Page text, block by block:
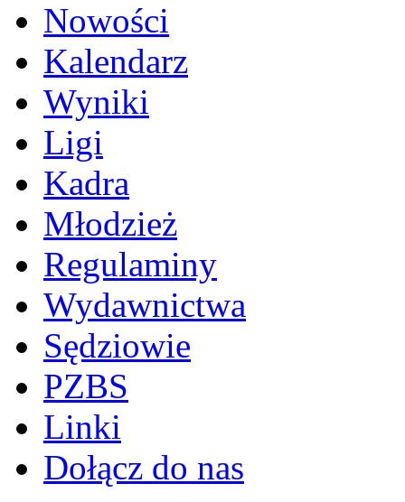
Nowości
Kalendarz
Wyniki
Ligi
Kadra
Młodzież
Regulaminy
Wydawnictwa
Sędziowie
PZBS
Linki
Dołącz do nas